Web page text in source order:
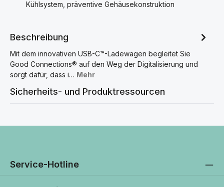
Kühlsystem, präventive Gehäusekonstruktion
Beschreibung
Mit dem innovativen USB-C™-Ladewagen begleitet Sie
Good Connections® auf den Weg der Digitalisierung und
sorgt dafür, dass i… Mehr
Sicherheits- und Produktressourcen
Service-Hotline